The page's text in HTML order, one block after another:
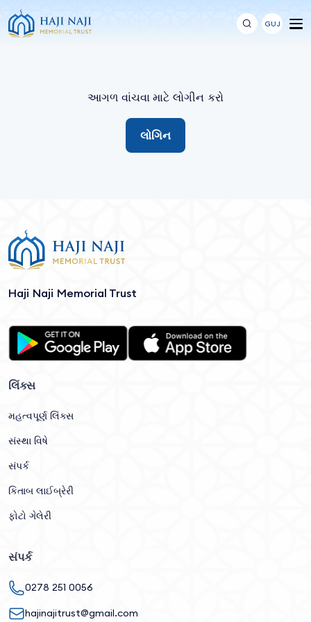
GUJ
આગળ વાંચવા માટે લોગીન કરો
લોગિન
Haji Naji Memorial Trust
લિંક્સ
મહત્વપૂર્ણ લિંક્સ
સંસ્થા વિષે
સંપર્ક
કિતાબ લાઈબ્રેરી
ફોટો ગેલેરી
સંપર્ક
0278 251 0056
hajinajitrust@gmail.com